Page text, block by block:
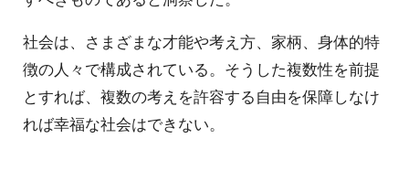
社会は、さまざまな才能や考え方、家柄、身体的特
徴の人々で構成されている。そうした複数性を前提
とすれば、複数の考えを許容する自由を保障しなけ
れば幸福な社会はできない。